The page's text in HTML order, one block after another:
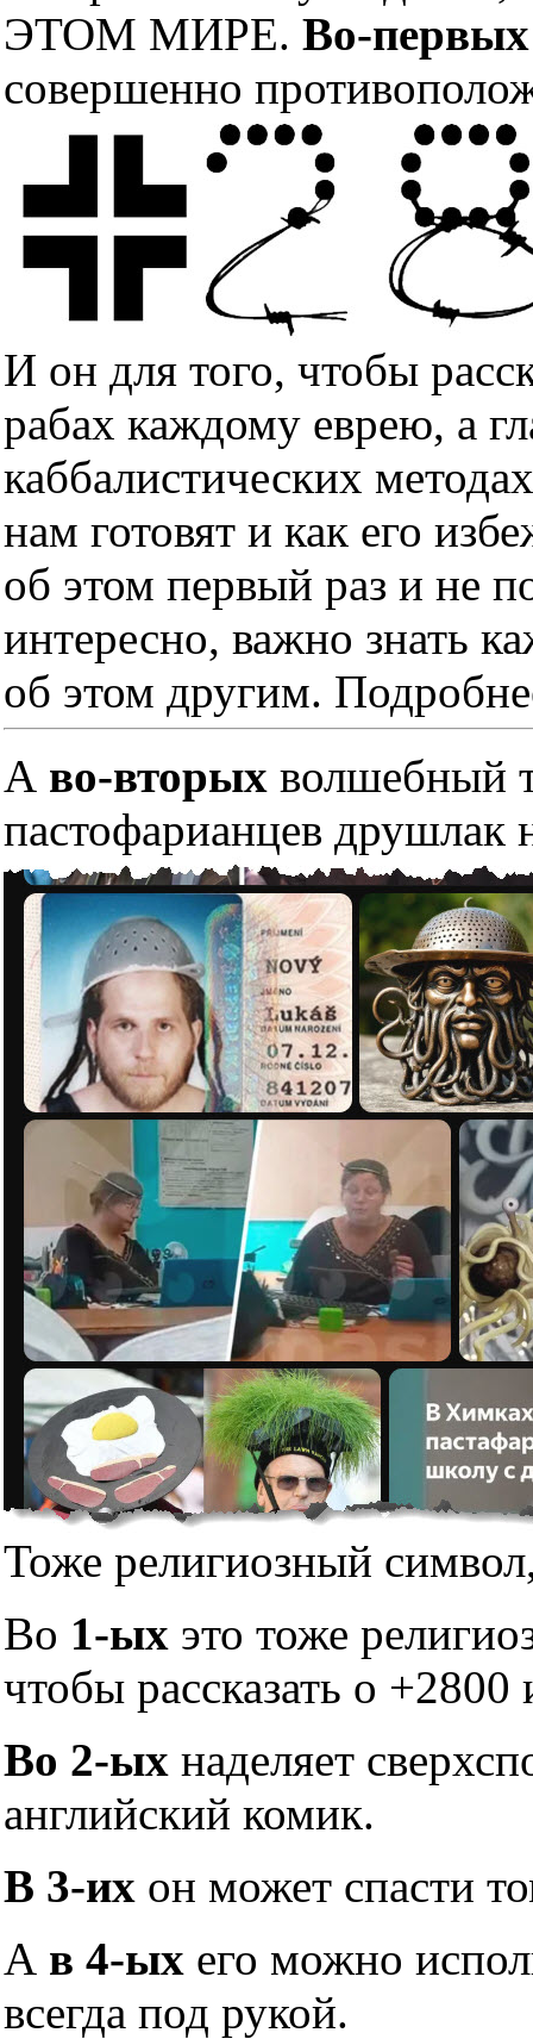
ЭТОМ МИРЕ. Во-первых
совершенно
И он для того, чтобы
рабах каждому еврею, а
каббалистических
нам готовят и как его
об этом первый раз и не
интересно, важно знать
об этом другим.
А во-вторых волшебный
пастофарианцев друшлак
Тоже религиозный
Во 1-ых это тоже
чтобы рассказать о +2800
Во 2-ых наделяет
английский комик.
В 3-их он может спасти
А в 4-ых его можно
всегда под рукой.